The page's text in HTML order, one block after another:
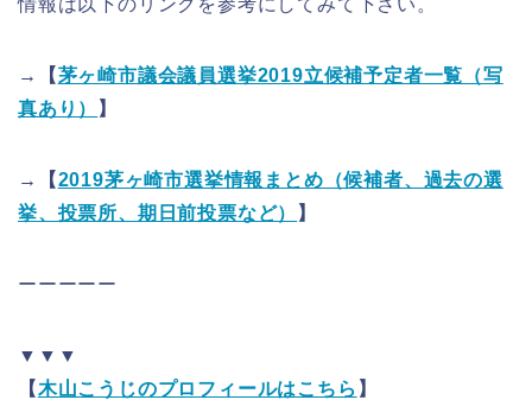
情報は以下のリンクを参考にしてみて下さい。
→【茅ヶ崎市議会議員選挙2019立候補予定者一覧（写
真あり）
】
→【2019茅ヶ崎市選挙情報まとめ（候補者、過去の選
挙、投票所、期日前投票など）
】
ーーーーー
▼▼▼
【木山こうじのプロフィールはこちら 】